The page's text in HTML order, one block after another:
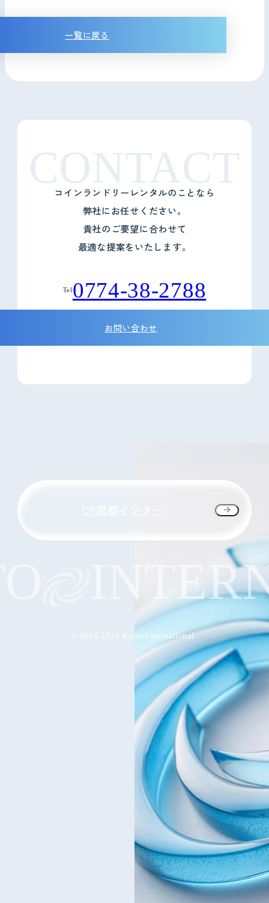
一覧に戻る
コインランドリーレンタルのことなら
弊社にお任せください。
貴社のご要望に合わせて
最適な提案をいたします。
Tel0774-38-2788
お問い合わせ
©2014-2024 KyotoInternational.